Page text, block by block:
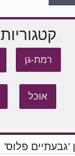
קטגוריות
רמת-גן
אוכל
'גבעתיים פלוס'